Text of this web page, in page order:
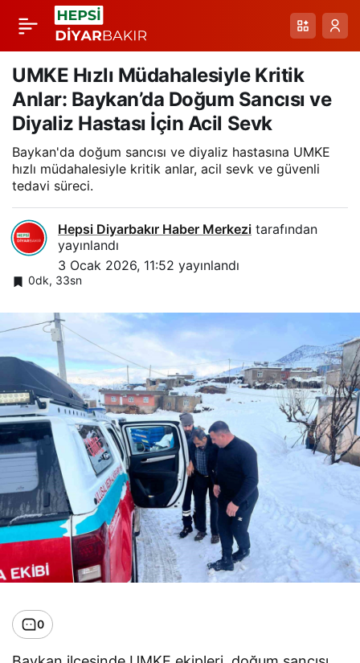
UMKE Hızlı Müdahalesiyle Kritik
Anlar: Baykan’da Doğum Sancısı ve
Diyaliz Hastası İçin Acil Sevk
Baykan'da doğum sancısı ve diyaliz hastasına UMKE
hızlı müdahalesiyle kritik anlar, acil sevk ve güvenli
tedavi süreci.
Hepsi Diyarbakır Haber Merkezi tarafından
yayınlandı
3 Ocak 2026, 11:52 yayınlandı
0dk, 33sn
0
Kar Yağışı Altında
Paletli Ambulansla
Müdahale: Uzunca
Köyü’nde Acil Sağlık
Paylaş